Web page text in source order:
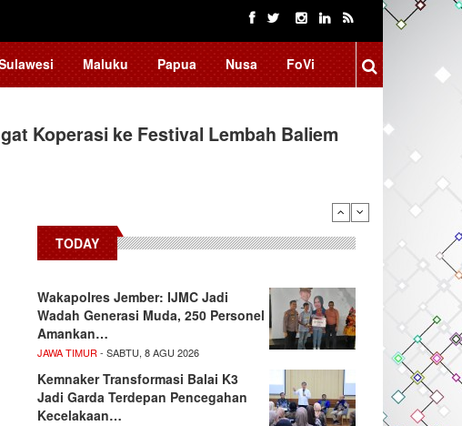
Maluku Papua Nusa FoVi
Koperasi ke Festival Lembah Baliem
TODAY
Wakapolres Jember: IJMC Jadi
Wadah Generasi Muda, 250 Personel
Amankan…
JAWA TIMUR - SABTU, 8 AGU 2026
Kemnaker Transformasi Balai K3
Jadi Garda Terdepan Pencegahan
Kecelakaan…